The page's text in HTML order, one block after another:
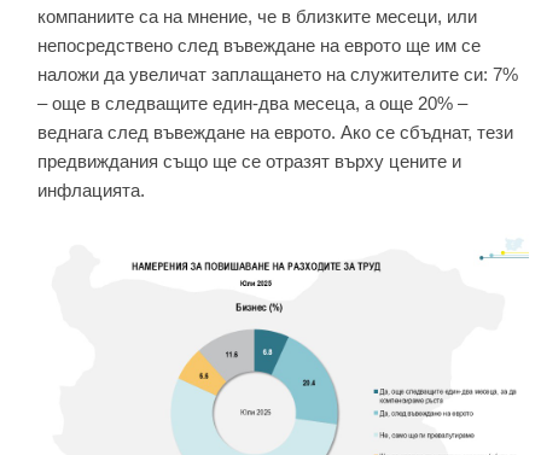
компаниите са на мнение, че в близките месеци, или
непосредствено след въвеждане на еврото ще им се
наложи да увеличат заплащането на служителите си: 7%
– още в следващите един-два месеца, а още 20% –
веднага след въвеждане на еврото. Ако се сбъднат, тези
предвиждания също ще се отразят върху цените и
инфлацията.